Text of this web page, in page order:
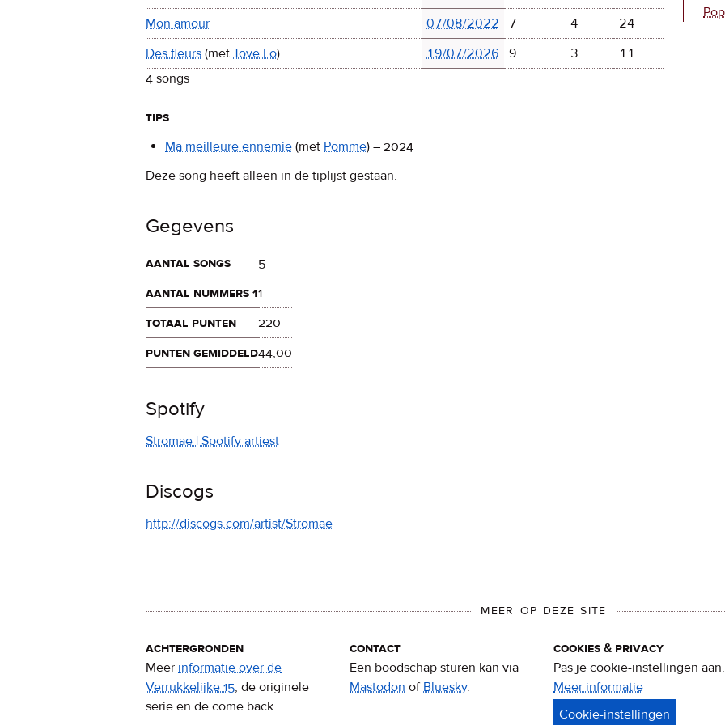
Mon amour
07/08/2022 7 4
24
Des fleurs (met Tove Lo) 19/07/2026 9 3
11
4 songs
tips
Ma meilleure ennemie (met Pomme) – 2024
Deze song heeft alleen in de tiplijst gestaan.
Gegevens
aantal songs
5
aantal nummers 11
totaal punten
220
punten gemiddeld44,00
Spotify
Stromae | Spotify artiest
Discogs
http://discogs.com/artist/Stromae
MEER OP DEZE SITE
achtergronden
Meer informatie over de
Verrukkelijke 15, de originele
serie en de come back.
contact
Een boodschap sturen kan via
Mastodon ofBluesky.
cookies & privacy
Pas je cookie-instellingen aan.
Meer informatie